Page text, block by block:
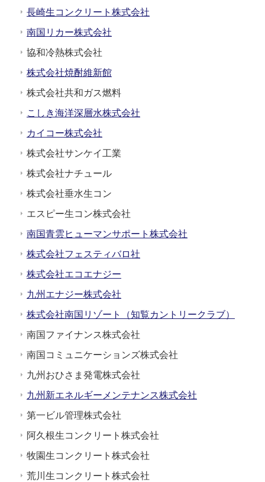
長崎生コンクリート株式会社
南国リカー株式会社
協和冷熱株式会社
株式会社焼酎維新館
株式会社共和ガス燃料
こしき海洋深層水株式会社
カイコー株式会社
株式会社サンケイ工業
株式会社ナチュール
株式会社垂水生コン
エスピー生コン株式会社
南国青雲ヒューマンサポート株式会社
株式会社フェスティバロ社
株式会社エコエナジー
九州エナジー株式会社
株式会社南国リゾート（知覧カントリークラブ）
南国ファイナンス株式会社
南国コミュニケーションズ株式会社
九州おひさま発電株式会社
九州新エネルギーメンテナンス株式会社
第一ビル管理株式会社
阿久根生コンクリート株式会社
牧園生コンクリート株式会社
荒川生コンクリート株式会社